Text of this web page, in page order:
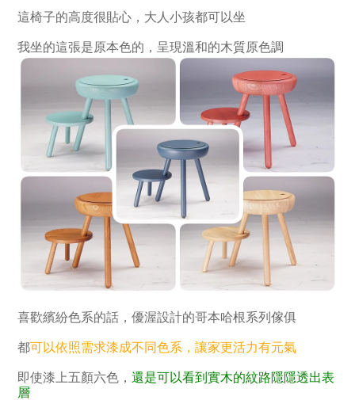
這椅子的高度很貼心，大人小孩都可以坐
我坐的這張是原本色的，呈現溫和的木質原色調
喜歡繽紛色系的話，優渥設計的哥本哈根系列傢俱
都可以依照需求漆成不同色系，讓家更活力有元氣
即使漆上五顏六色，還是可以看到實木的紋路隱隱透出表
層